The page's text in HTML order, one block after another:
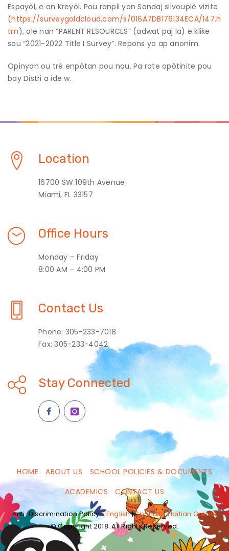
Espayòl, e an Kreyòl. Pou ranpli yon Sondaj silvouplè vizite
(https://surveygoldcloud.com/s/016A7DB176134ECA/147.h
tm), ale nan “PARENT RESOURCES” (adwat paj la) e klike
sou “2021-2022 Title I Survey”. Repons yo ap anonim.
Opinyon ou trè enpòtan pou nou. Pa rate opòtinite pou
bay Distri a ide w.
Location
16700 SW 109th Avenue
Miami, FL 33157
Office Hours
Monday – Friday
8:00 AM – 4:00 PM
Contact Us
Phone: 305-233-7018
Fax: 305-233-4042
Stay Connected
HOME ABOUT US
SCHOOL POLICIES & DOCUMENTS
ACADEMICS
CONTACT US
Anti-Discrimination Policy -English|Spanish|Haitian Creole
© Copyright 2018. All Rights Reserved.